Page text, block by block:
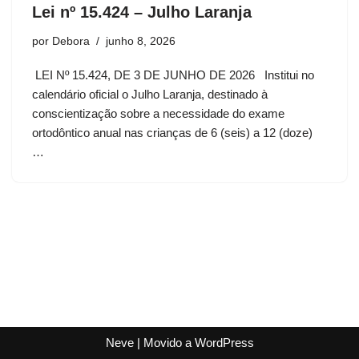
Lei nº 15.424 – Julho Laranja
por Debora junho 8, 2026
LEI Nº 15.424, DE 3 DE JUNHO DE 2026 Institui no
calendário oficial o Julho Laranja, destinado à
conscientização sobre a necessidade do exame
ortodôntico anual nas crianças de 6 (seis) a 12 (doze)
…
Neve| Movido a WordPress